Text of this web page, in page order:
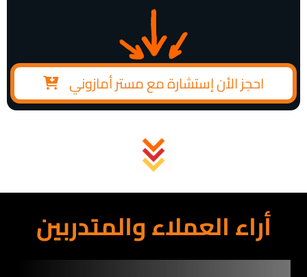
احجز الأن إستشارة مع مستر أمازوني
أراء العملاء والمتدربين